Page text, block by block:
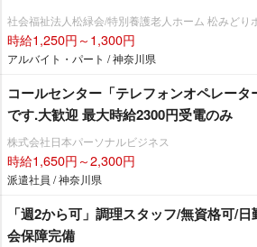
社会福祉法人松緑会/特別養護老人ホーム 松みどり
時給1,250円～1,300円
アルバイト・パート / 神奈川県
コールセンター「テレフォンオペレー
です.大歓迎 最大時給2300円受電のみ
株式会社日本パーソナルビジネス
時給1,650円～2,300円
派遣社員 / 神奈川県
「週2から可」調理スタッフ/無資格可/
会保障完備